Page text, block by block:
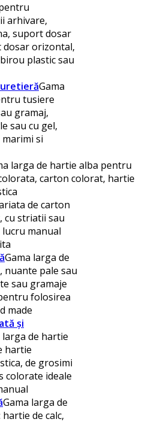
arhivare,
suport dosar
orizontal,
plastic sau
Gama
tusiere
gramaj,
sau cu gel,
si
larga de hartie alba pentru
carton colorat, hartie
de carton
cu striatii sau
manual
Gama larga de
nuante pale sau
sau gramaje
folosirea
made
și
larga de hartie
hartie
de grosimi
colorate ideale
Gama larga de
de calc,